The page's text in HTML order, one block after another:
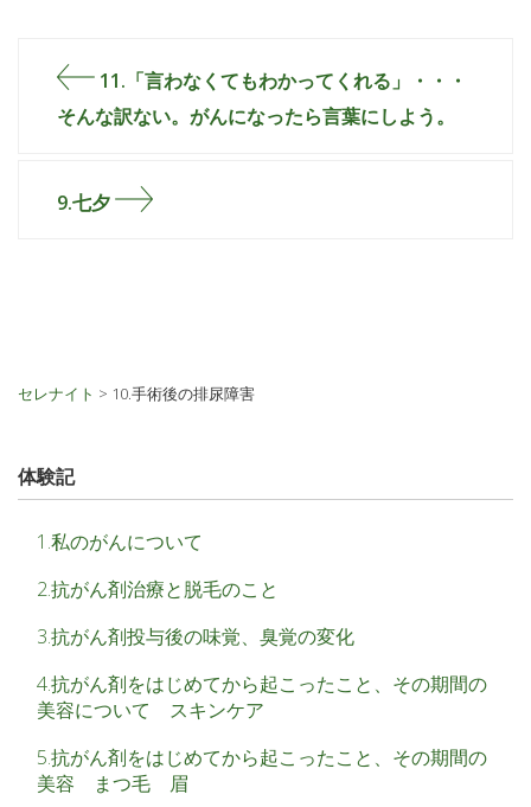
11.「言わなくてもわかってくれる」・・・
そんな訳ない。がんになったら言葉にしよう。
9.七夕
セレナイト > 10.手術後の排尿障害
体験記
1.私のがんについて
2.抗がん剤治療と脱毛のこと
3.抗がん剤投与後の味覚、臭覚の変化
4.抗がん剤をはじめてから起こったこと、その期間の
美容について スキンケア
5.抗がん剤をはじめてから起こったこと、その期間の
美容 まつ毛 眉